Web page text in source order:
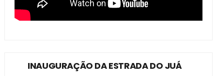
INAUGURAÇÃO DA ESTRADA DO JUÁ